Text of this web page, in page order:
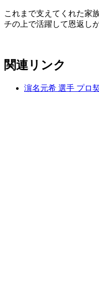
これまで支えてくれた家
チの上で活躍して恩返し
関連リンク
濵名元希 選手 プロ